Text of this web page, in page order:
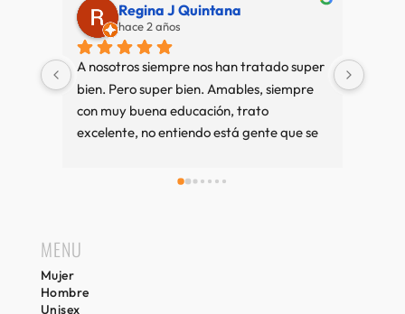
Regina J Quintana
hace 2 años
A nosotros siempre nos han tratado super
bien. Pero super bien. Amables, siempre
con muy buena educación, trato
excelente, no entiendo está gente que se
una visita imprescindible, si compramos
MENU
Mujer
Hombre
Unisex